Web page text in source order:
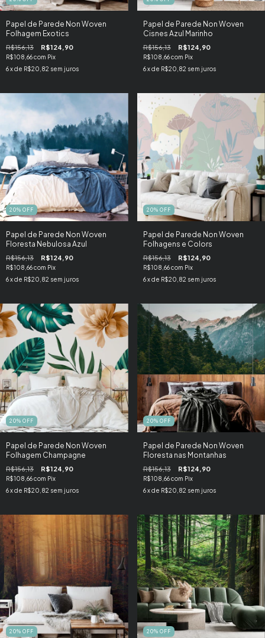
Papel de Parede Non Woven
Folhagem Exotics
R$156,13 R$124,90
R$108,66com Pix
6x de R$20,82 sem juros
Papel de Parede Non Woven
Cisnes Azul Marinho
R$156,13 R$124,90
R$108,66com Pix
6 x de R$20,82 sem juros
20% OFF
Papel de Parede Non Woven
Floresta Nebulosa Azul
R$156,13 R$124,90
R$108,66com Pix
6x de R$20,82 sem juros
20% OFF
Papel de Parede Non Woven
Folhagens e Colors
R$156,13 R$124,90
R$108,66com Pix
6 x de R$20,82 sem juros
20% OFF
Papel de Parede Non Woven
Folhagem Champagne
R$156,13 R$124,90
R$108,66com Pix
6x de R$20,82 sem juros
20% OFF
Papel de Parede Non Woven
Floresta nas Montanhas
R$156,13 R$124,90
R$108,66com Pix
6 x de R$20,82 sem juros
20% OFF 20% OFF